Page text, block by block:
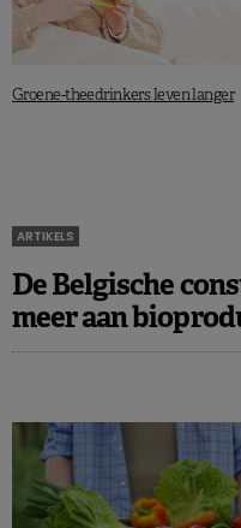
Groene-theedrinkers leven langer
ARTIKELS
De Belgische
meer aan